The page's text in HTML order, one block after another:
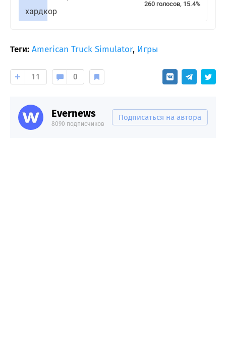
хардкор
260 голосов, 15.4%
Теги: American Truck Simulator, Игры
11 0
Evernews
8090 подписчиков
Подписаться на автора